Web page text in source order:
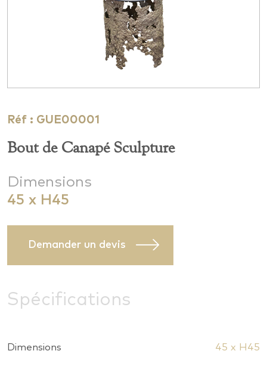
Réf : GUE00001
Bout de Canapé Sculpture
Dimensions
45 x H45
Demander un devis
Spécifications
Dimensions 45 x H45